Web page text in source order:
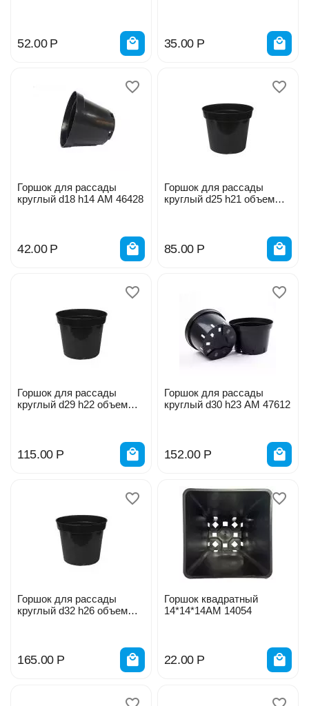
52.00 Р 35.00 Р
Горшок для рассады
круглый d18 h14 АМ 46428
42.00 Р
Горшок для рассады
круглый d25 h21 объем
85.00 Р
Горшок для рассады
круглый d29 h22 объем
115.00 Р
Горшок для рассады
круглый d30 h23 АМ 47612
152.00 Р
Горшок для рассады
круглый d32 h26 объем
165.00 Р
Горшок квадратный
14*14*14АМ 14054
22.00 Р